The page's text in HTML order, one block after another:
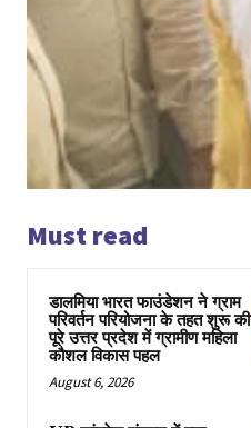
Must read
डालमिया भारत फाउंडेशन ने ग्राम
परिवर्तन परियोजना के तहत शुरू की
पूरे उत्तर प्रदेश में ग्रामीण महिला
कौशल विकास पहल
August 6, 2026